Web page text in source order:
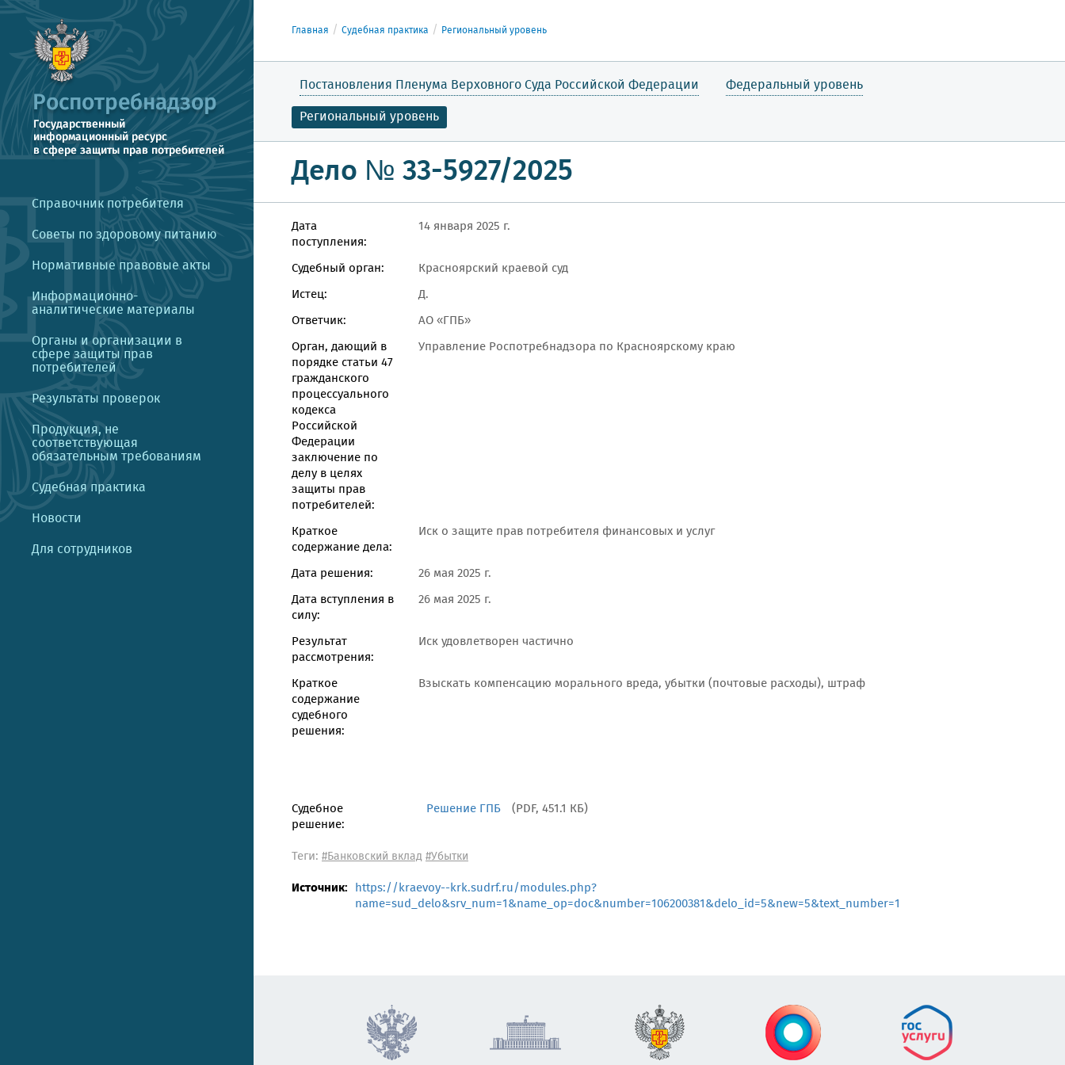
Справочник потребителя
Советы по здоровому питанию
Нормативные правовые акты
Информационно-
аналитические материалы
Органы и организации в
сфере защиты прав
потребителей
Результаты проверок
Продукция, не
соответствующая
обязательным требованиям
Судебная практика
Новости
Для сотрудников
Главная Судебная практика Региональный уровень
Постановления Пленума Верховного Суда Российской Федерации
Федеральный уровень
Региональный уровень
Дело № 33-5927/2025
Дата
поступления:
14 января 2025 г.
Судебный орган:
Красноярский краевой суд
Истец:
Д.
Ответчик:
АО «ГПБ»
Орган, дающий в
порядке статьи 47
гражданского
процессуального
кодекса
Российской
Федерации
заключение по
делу в целях
защиты прав
потребителей:
Управление Роспотребнадзора по Красноярскому краю
Краткое
содержание дела:
Иск о защите прав потребителя финансовых и услуг
Дата решения:
26 мая 2025 г.
Дата вступления в
силу:
26 мая 2025 г.
Результат
рассмотрения:
Иск удовлетворен частично
Краткое
содержание
судебного
решения:
Взыскать компенсацию морального вреда, убытки (почтовые расходы), штраф
Судебное
решение:
Решение ГПБ (PDF, 451.1 КБ)
Теги: #Банковский вклад#Убытки
Источник: https://kraevoy--krk.sudrf.ru/modules.php?
name=sud_delo&srv_num=1&name_op=doc&number=106200381&delo_id=5&new=5&text_number=1